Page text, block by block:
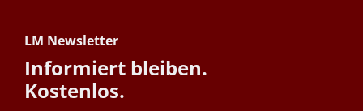
LM Newsletter
Informiert bleiben.
Kostenlos.